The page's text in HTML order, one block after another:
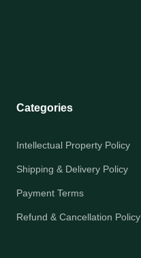
Categories
Intellectual Property Policy
Shipping & Delivery Policy
Payment Terms
Refund & Cancellation Policy